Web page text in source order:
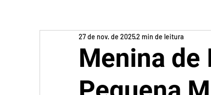
Menina de
27 de nov. de 20252 min de leitura